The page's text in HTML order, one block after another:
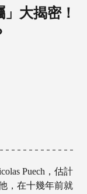
大揭密！
Puech，估計
，在十幾年前就